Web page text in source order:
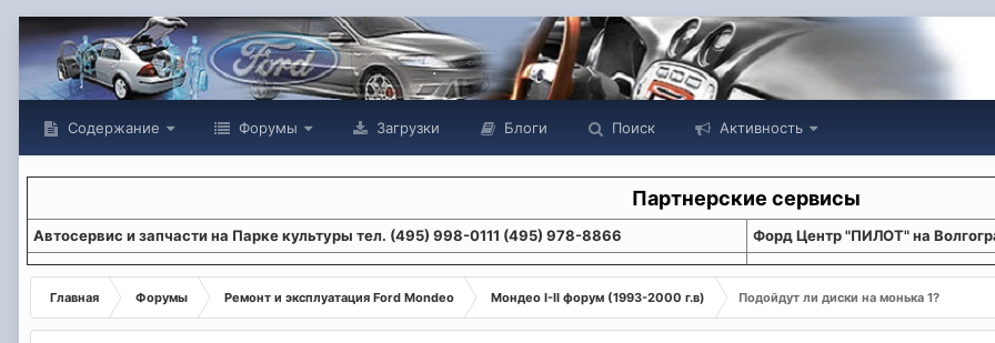
Содержание Форумы Загрузки Блоги Поиск Активность
Партнерские сервисы
Aвтосервис и запчасти на Парке культуры тел. (495) 998-0111 (495) 978-8866 Форд Центр "ПИЛОТ" на
Главная Форумы Ремонт и эксплуатация Ford Mondeo Мондео I-II форум (1993-2000 г.в) Подойдут ли диски на монька 1?